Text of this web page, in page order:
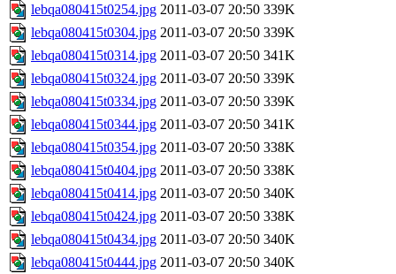
lebqa080415t0254.jpg 2011-03-07 20:50 339K
lebqa080415t0304.jpg 2011-03-07 20:50 339K
lebqa080415t0314.jpg 2011-03-07 20:50 341K
lebqa080415t0324.jpg 2011-03-07 20:50 339K
lebqa080415t0334.jpg 2011-03-07 20:50 339K
lebqa080415t0344.jpg 2011-03-07 20:50 341K
lebqa080415t0354.jpg 2011-03-07 20:50 338K
lebqa080415t0404.jpg 2011-03-07 20:50 338K
lebqa080415t0414.jpg 2011-03-07 20:50 340K
lebqa080415t0424.jpg 2011-03-07 20:50 338K
lebqa080415t0434.jpg 2011-03-07 20:50 340K
lebqa080415t0444.jpg 2011-03-07 20:50 340K